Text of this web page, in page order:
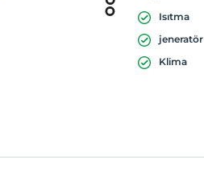
Isıtma
jeneratör
Klima